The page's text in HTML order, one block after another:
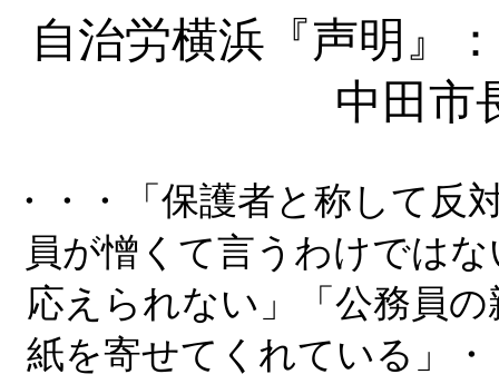
自治労横浜『声明』
中田市
・・・「保護者と称して反
員が憎くて言うわけでは
応えられない」「公務員
紙を寄せてくれている」